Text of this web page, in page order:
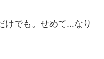
けでも。せめて…なり